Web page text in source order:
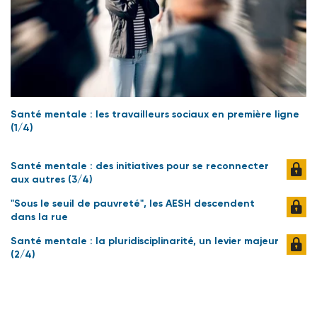
Santé mentale : les travailleurs sociaux en première ligne
(1/4)
Santé mentale : des initiatives pour se reconnecter
aux autres (3/4)
"Sous le seuil de pauvreté", les AESH descendent
dans la rue
Santé mentale : la pluridisciplinarité, un levier majeur
(2/4)